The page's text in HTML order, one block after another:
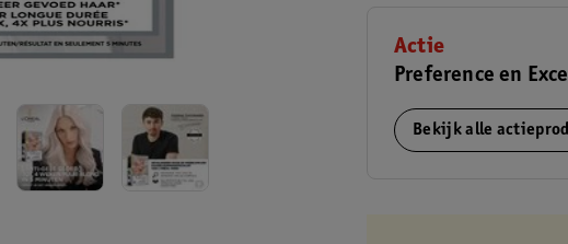
Actie
Preference en
Bekijk alle